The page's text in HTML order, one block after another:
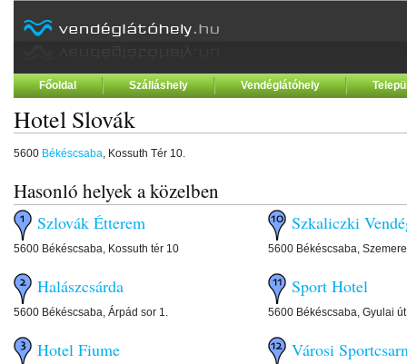
Főoldal Szálláshely Vendéglátóhely
Hotel Slovák
5600 Békéscsaba, Kossuth Tér 10.
Hasonló helyek a közelben
Szlovák Étterem
5600 Békéscsaba, Kossuth tér 10
Halászcsárda
5600 Békéscsaba, Árpád sor 1.
Hotel Fiume
Szkaliczki
5600 Békéscsaba,
Sport Hotel
5600 Békéscsaba, Gyulai
Városi